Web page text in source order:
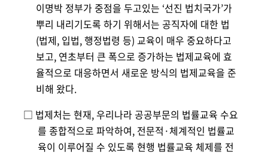
이명박 정부가 중점을 두고있는 ‘선진 법치국가’가
뿌리 내리기도록 하기 위해서는 공직자에 대한 법
(법제, 입법, 행정법령 등) 교육이 매우 중요하다고
보고, 연초부터 큰 폭으로 증가하는 법제교육에 효
율적으로 대응하면서 새로운 방식의 법제교육을 준
비해 왔다.
□ 법제처는 현재, 우리나라 공공부문의 법률교육 수요
를종합적으로 파악하여, 전문적·체계적인 법률교
육이 이루어질 수 있도록 현행 법률교육 체제를 전